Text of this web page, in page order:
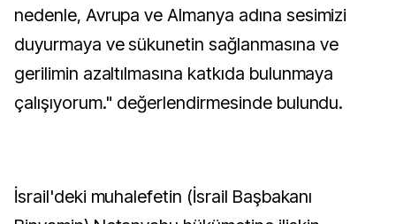
nedenle, Avrupa ve Almanya adına sesimizi
duyurmaya ve sükunetin sağlanmasına ve
gerilimin azaltılmasına katkıda bulunmaya
çalışıyorum." değerlendirmesinde bulundu.
İsrail'deki muhalefetin (İsrail Başbakanı